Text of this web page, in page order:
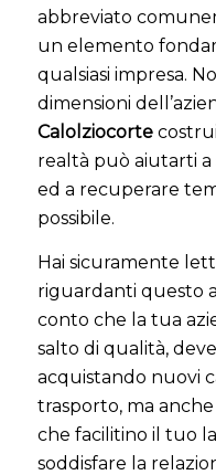
abbreviato
un elemento
qualsiasi impresa.
dimensioni
Calolziocorte
realtà può aiutarti
ed a recuperare
possibile.
Hai sicuramente
riguardanti questo
conto che la tua
salto di qualità,
acquistando nuovi
trasporto, ma
che facilitino il tuo
soddisfare la